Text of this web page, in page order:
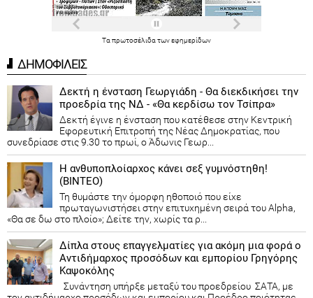
Ταπρωτοσέλιδατωνεφημερίδων
ΔΗΜΟΦΙΛΕΙΣ
Δεκτή η ένσταση Γεωργιάδη - Θα διεκδικήσει την
προεδρία της ΝΔ - «Θα κερδίσω τον Τσίπρα»
Δεκτή έγινε η ένσταση που κατέθεσε στην Κεντρική
Εφορευτική Επιτροπή της Νέας Δημοκρατίας, που
συνεδρίασε στις 9.30 το πρωί, ο Άδωνις Γεωρ...
Η ανθυποπλοίαρχος κάνει σεξ γυμνόστηθη!
(ΒΙΝΤΕΟ)
Τη θυμάστε την όμορφη ηθοποιό που είχε
πρωταγωνιστήσει στην επιτυχημένη σειρά του Alpha,
«Θα σε δω στο πλοίο»; Δείτε την, χωρίς τα ρ...
Δίπλα στους επαγγελματίες για ακόμη μια φορά ο
Αντιδήμαρχος προσόδων και εμπορίου Γρηγόρης
Καψοκόλης
Συνάντηση υπήρξε μεταξύ του προεδρείου ΣΑΤΑ, με